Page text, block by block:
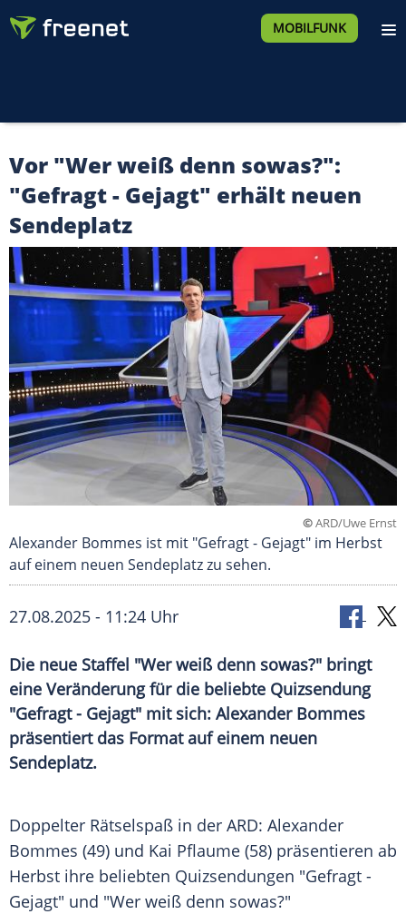
MOBILFUNK
Vor "Wer weiß denn sowas?":
"Gefragt - Gejagt" erhält neuen
Sendeplatz
©ARD/Uwe Ernst
Alexander Bommes ist mit "Gefragt - Gejagt" im Herbst
auf einem neuen Sendeplatz zu sehen.
27.08.2025 - 11:24 Uhr
Die neue Staffel "Wer weiß denn sowas?" bringt
eine Veränderung für die beliebte Quizsendung
"Gefragt - Gejagt" mit sich: Alexander Bommes
präsentiert das Format auf einem neuen
Sendeplatz.
Doppelter Rätselspaß in der ARD: Alexander
Bommes (49) und Kai Pflaume (58) präsentieren ab
Herbst ihre beliebten Quizsendungen "Gefragt -
Gejagt" und "Wer weiß denn sowas?"